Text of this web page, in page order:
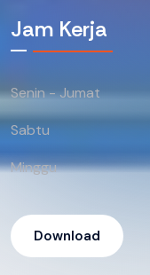
Jam Kerja
Senin - Jumat
Sabtu
Minggu
Download